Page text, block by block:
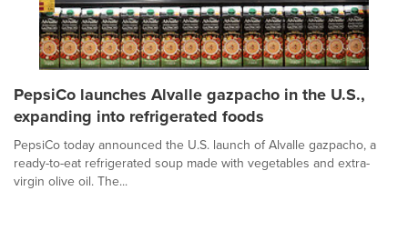
PepsiCo launches Alvalle gazpacho in the U.S.,
expanding into refrigerated foods
PepsiCo today announced the U.S. launch of Alvalle gazpacho, a
ready-to-eat refrigerated soup made with vegetables and extra-
virgin olive oil. The...